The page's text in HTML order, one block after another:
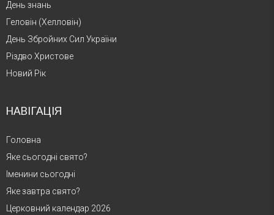
День знань
Геловін (Хелловін)
День Збройних Сил України
Різдво Христове
Новий Рік
НАВІГАЦІЯ
Головна
Яке сьогодні свято?
Іменини сьогодні
Яке завтра свято?
Церковний календар 2026